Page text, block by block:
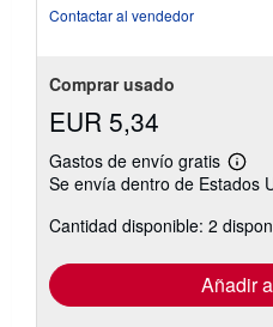
Contactar al vendedor
Comprar usado
EUR 5,34
Gastos de envío gratis
Más
las
tarifas
envío
Se envía dentro de Estados
Cantidad disponible: 2
Añadir